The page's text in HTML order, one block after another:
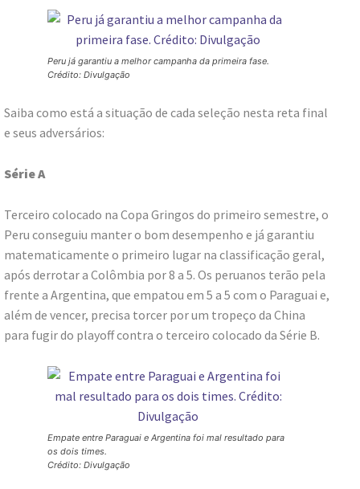
Peru já garantiu a melhor campanha da primeira fase.
Crédito: Divulgação
Saiba como está a situação de cada seleção nesta reta final
e seus adversários:
Série A
Terceiro colocado na Copa Gringos do primeiro semestre, o
Peru conseguiu manter o bom desempenho e já garantiu
matematicamente o primeiro lugar na classificação geral,
após derrotar a Colômbia por 8 a 5. Os peruanos terão pela
frente a Argentina, que empatou em 5 a 5 com o Paraguai e,
além de vencer, precisa torcer por um tropeço da China
para fugir do playoff contra o terceiro colocado da Série B.
Empate entre Paraguai e Argentina foi mal resultado para
os dois times.
Crédito: Divulgação